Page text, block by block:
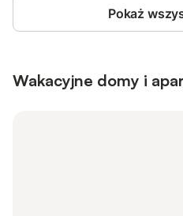
Pokaż
Wakacyjne domy i